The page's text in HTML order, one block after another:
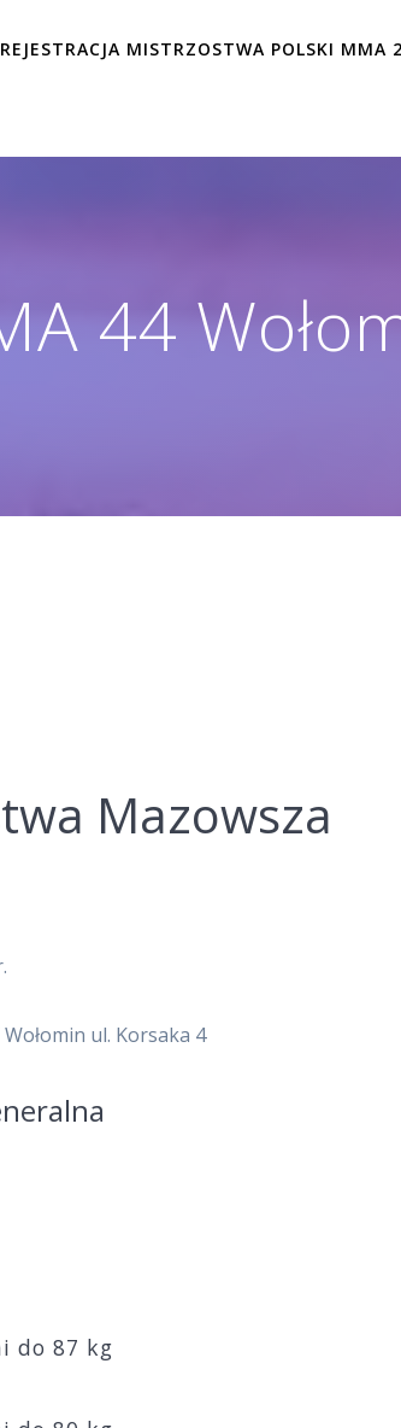
REJESTRACJA MISTRZOSTWA POLSKI MMA
44
Mazowsza
ul. Korsaka 4
do 87 kg